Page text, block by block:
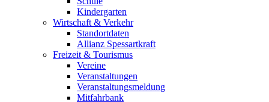
Kindergarten
Wirtschaft & Verkehr
Standortdaten
Allianz Spessartkraft
Freizeit & Tourismus
Vereine
Veranstaltungen
Veranstaltungsmeldung
Mitfahrbank